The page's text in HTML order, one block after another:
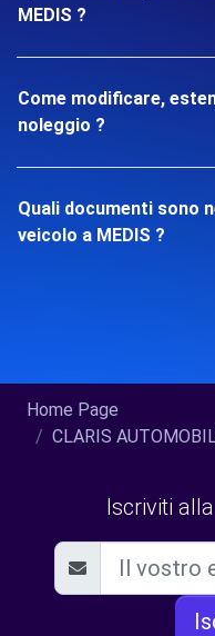
MEDIS ?
Come modificare,
noleggio ?
Quali documenti sono
veicolo a MEDIS ?
Home Page
CLARIS
Iscriviti